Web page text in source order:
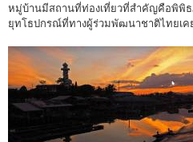
หมู่บ้านมีสถานที่ท่องเที่ยวที่สำคัญคือพิพิ
ยุทโธปกรณ์ที่ทางผู้ร่วมพัฒนาชาติไทยเค